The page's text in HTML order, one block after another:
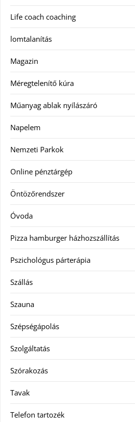
Life coach coaching
lomtalanítás
Magazin
Méregtelenítő kúra
Műanyag ablak nyílászáró
Napelem
Nemzeti Parkok
Online pénztárgép
Öntözőrendszer
Óvoda
Pizza hamburger házhozszállítás
Pszichológus párterápia
Szállás
Szauna
Szépségápolás
Szolgáltatás
Szórakozás
Tavak
Telefon tartozék